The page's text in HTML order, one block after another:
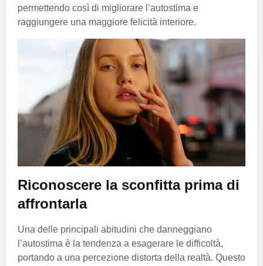
permettendo così di migliorare l’autostima e
raggiungere una maggiore felicità interiore.
Riconoscere la sconfitta prima di
affrontarla
Una delle principali abitudini che danneggiano
l’autostima è la tendenza a esagerare le difficoltà,
portando a una percezione distorta della realtà. Questo